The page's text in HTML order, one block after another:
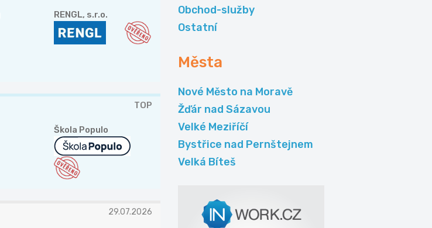
RENGL, s.r.o.
TOP
Škola Populo
29.07.2026
Obchod-služby
Ostatní
Města
Nové Město na Moravě
Žďár nad Sázavou
Velké Meziříčí
Bystřice nad Pernštejnem
Velká Bíteš